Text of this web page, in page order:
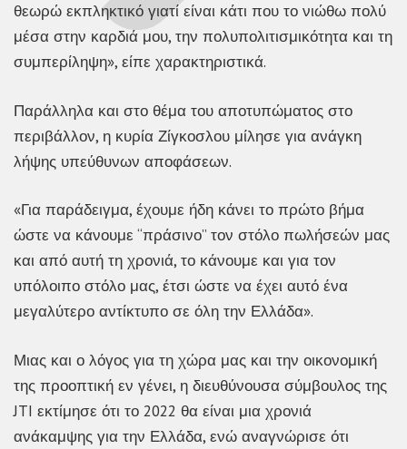
θεωρώ εκπληκτικό γιατί είναι κάτι που το νιώθω πολύ
μέσα στην καρδιά μου, την πολυπολιτισμικότητα και τη
συμπερίληψη», είπε χαρακτηριστικά.
Παράλληλα και στο θέμα του αποτυπώματος στο
περιβάλλον, η κυρία Ζίγκοσλου μίλησε για ανάγκη
λήψης υπεύθυνων αποφάσεων.
«Για παράδειγμα, έχουμε ήδη κάνει το πρώτο βήμα
ώστε να κάνουμε “πράσινο” τον στόλο πωλήσεών μας
και από αυτή τη χρονιά, το κάνουμε και για τον
υπόλοιπο στόλο μας, έτσι ώστε να έχει αυτό ένα
μεγαλύτερο αντίκτυπο σε όλη την Ελλάδα».
Μιας και ο λόγος για τη χώρα μας και την οικονομική
της προοπτική εν γένει, η διευθύνουσα σύμβουλος της
JTI εκτίμησε ότι το 2022 θα είναι μια χρονιά
ανάκαμψης για την Ελλάδα, ενώ αναγνώρισε ότι